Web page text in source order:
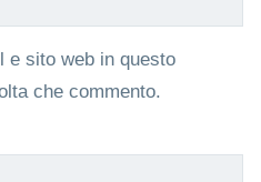
e sito web in questo
che commento.